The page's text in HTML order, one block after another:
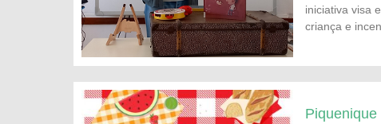
iniciativa visa
criança e